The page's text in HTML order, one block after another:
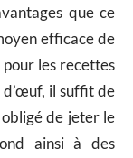
que ce
efficace de
les recettes
d’œuf, il suffit de
de jeter le
ainsi à des